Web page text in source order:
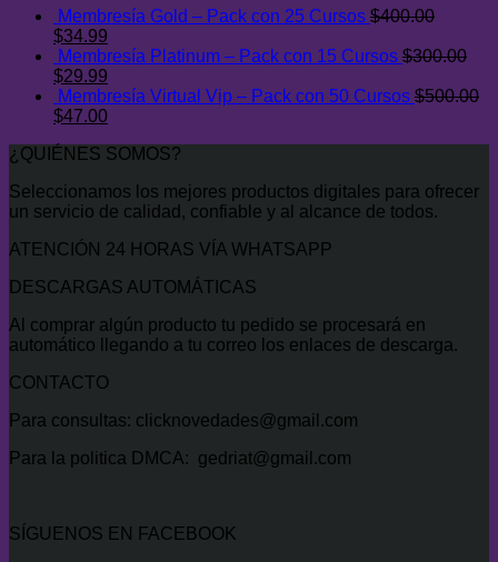
$29.00.$7.00.
Membresía Gold – Pack con 25 Cursos $400.00
El
precio
original
era:
$400.00.
$34.99
precio
es:
$34.99.
Membresía Platinum – Pack con 15 Cursos $300.00
El
precio
original
$300.00.
$29.99
precio
actual
$29.99.
Membresía Virtual Vip – Pack con 50 Cursos $500.00
El
original
$500.00.
$47.00El
actual
$47.00.
¿QUIÉNES SOMOS?
Seleccionamos los mejores productos digitales para ofrecer
un servicio de calidad, confiable y al alcance de todos.
ATENCIÓN 24 HORAS VÍA WHATSAPP
DESCARGAS AUTOMÁTICAS
Al comprar algún producto tu pedido se procesará en
automático llegando a tu correo los enlaces de descarga.
CONTACTO
Para consultas: clicknovedades@gmail.com
Para la politica DMCA: gedriat@gmail.com
SÍGUENOS EN FACEBOOK